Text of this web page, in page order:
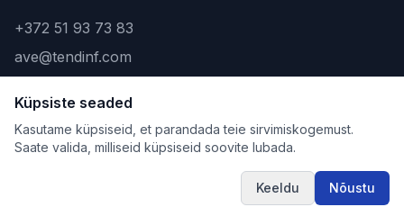
+372 51 93 73 83
ave@tendinf.com
©2026Tendinf OÜ. Kõik õigused kaitstud.
Kasutustingimused
Küpsiste seaded
Kasutame küpsiseid, et parandada teie sirvimiskogemust.
Saate valida, milliseid küpsiseid soovite lubada.
Keeldu Nõustu